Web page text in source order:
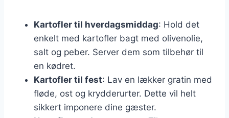
Kartofler til hverdagsmiddag: Hold det
enkelt med kartofler bagt med olivenolie,
salt og peber. Server dem som tilbehør til
en kødret.
Kartofler til fest: Lav en lækker gratin med
fløde, ost og krydderurter. Dette vil helt
sikkert imponere dine gæster.